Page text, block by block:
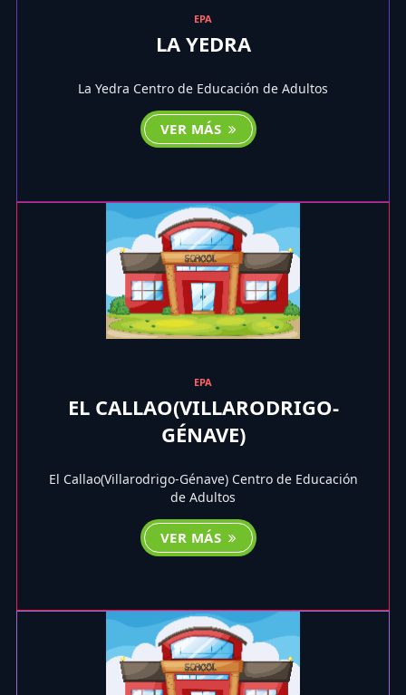
EPA
LA YEDRA
La Yedra Centro de Educación de Adultos
VER MÁS
EPA
EL CALLAO(VILLARODRIGO-
GÉNAVE)
El Callao(Villarodrigo-Génave) Centro de Educación
de Adultos
VER MÁS